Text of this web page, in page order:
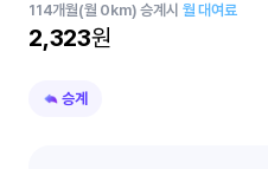
114개월(월 0km)승계시 월 대여료
2,323원
승계